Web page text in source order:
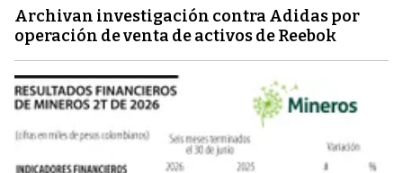
Archivan investigación contra Adidas por
operación de venta de activos de Reebok